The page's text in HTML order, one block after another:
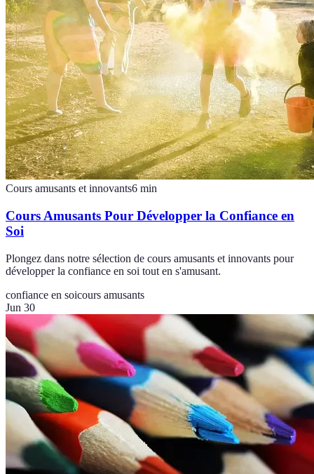
Cours amusants et innovants6 min
Cours Amusants Pour Développer la Confiance en
Soi
Plongez dans notre sélection de cours amusants et innovants pour
développer la confiance en soi tout en s'amusant.
confiance en soicours amusants
Jun 30